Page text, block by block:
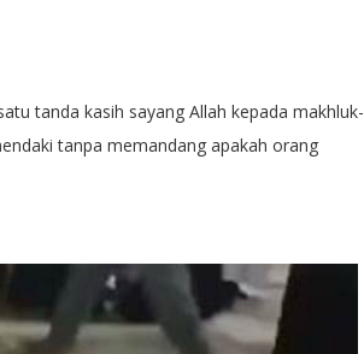
tanda kasih sayang Allah kepada makhluk-
tanpa memandang apakah orang